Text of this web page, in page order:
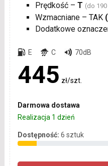
Prędkość – T (do
Wzmacniane – TAK
Dodatkowe
E C 70dB
445 zł/szt.
Darmowa dostawa
Realizacja 1 dzień
Dostępność: 6 sztuk